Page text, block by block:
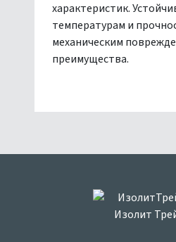
характеристик.
температурам и
механическим
преимущества.